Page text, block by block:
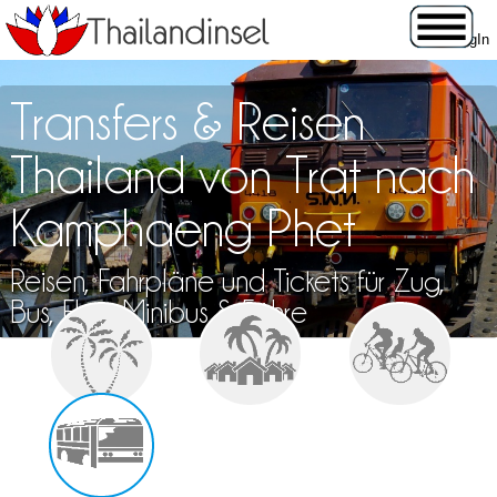
Transfers & Reisen
Thailand von Trat nach
Kamphaeng Phet
Reisen, Fahrpläne und Tickets für Zug,
Bus, Flug, Minibus & Fähre